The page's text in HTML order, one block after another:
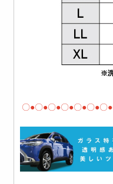
〇●〇●〇●〇●〇●〇●〇